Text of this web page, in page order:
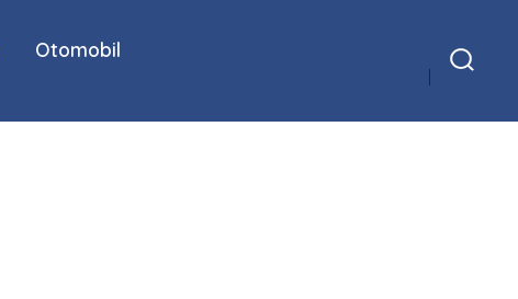
Arama
Göster/Gizle
Otomobil